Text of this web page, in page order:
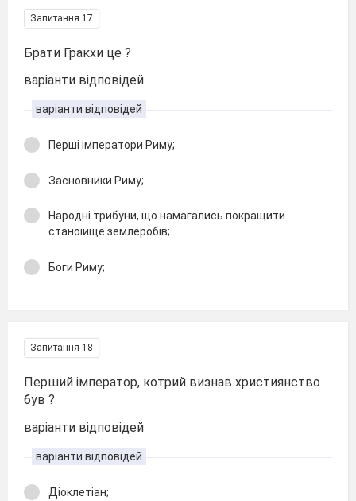
Запитання 17
Брати Гракхи це ?
варіанти відповідей
варіанти відповідей
Перші імператори Риму;
Засновники Риму;
Народні трибуни, що намагались покращити
станоіище землеробів;
Боги Риму;
Запитання 18
Перший імператор, котрий визнав християнство
був ?
варіанти відповідей
варіанти відповідей
Діоклетіан;